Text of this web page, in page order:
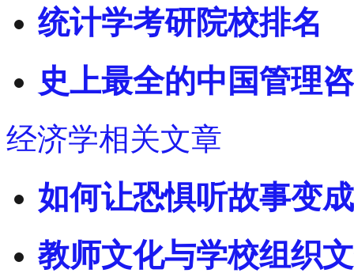
统计学考研院校排名
史上最全的中国管理
经济学相关文章
如何让恐惧听故事变
教师文化与学校组织